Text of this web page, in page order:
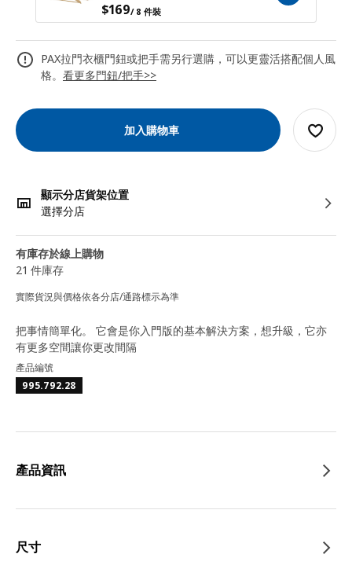
$169/ 8 件裝
PAX拉門衣櫃門鈕或把手需另行選購，可以更靈活搭配個人風
格。 看更多門鈕/把手>>
加入購物車
顯示分店貨架位置
選擇分店
有庫存於線上購物
21 件庫存
實際貨況與價格依各分店/通路標示為準
把事情簡單化。 它會是你入門版的基本解決方案，想升級，它亦
有更多空間讓你更改間隔
產品編號
995.792.28
產品資訊
尺寸